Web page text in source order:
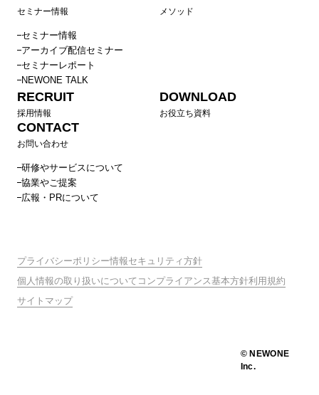
セミナー情報
セミナー情報
アーカイブ配信セミナー
セミナーレポート
NEWONE TALK
メソッド
RECRUIT
採用情報
DOWNLOAD
お役立ち資料
CONTACT
お問い合わせ
研修やサービスについて
協業やご提案
広報・PRについて
プライバシーポリシー情報セキュリティ方針
個人情報の取り扱いについて コンプライアンス基本方針利用規約
サイトマップ
© NEWONE
Inc.